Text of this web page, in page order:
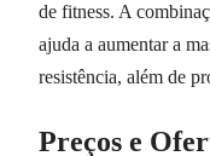
de fitness. A
ajuda a aumentar a
resistência, além de
Preços e